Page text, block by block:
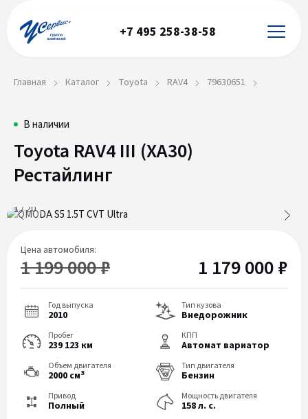
+7 495 258-38-58
Главная Каталог Toyota RAV4 79630651
Toyota
RAV4
III
(XA30)
79630651
В наличии
Toyota RAV4 III (XA30)
Рестайлинг
1/20
Цена автомобиля:
1 199 000 ₽ 1 179 000 ₽
Год выпуска
2010
Тип кузова
Внедорожник
Пробег
239 123 км
КПП
Автомат вариатор
Объем двигателя
2000 см3
Тип двигателя
Бензин
Привод
Полный
Мощность двигателя
158 л. с.